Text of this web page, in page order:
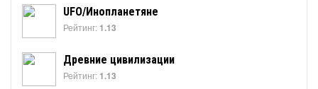
UFO/Инопланетяне
Рейтинг: 1.13
Древние цивилизации
Рейтинг: 1.13